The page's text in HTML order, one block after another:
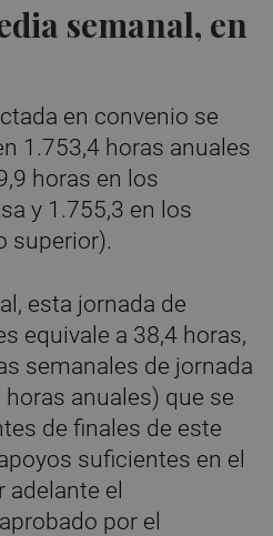
semanal, en
en convenio se
1.753,4 horas anuales
horas en los
y 1.755,3 en los
superior).
esta jornada de
equivale a 38,4 horas,
semanales de jornada
anuales) que se
de finales de este
suficientes en el
adelante el
por el